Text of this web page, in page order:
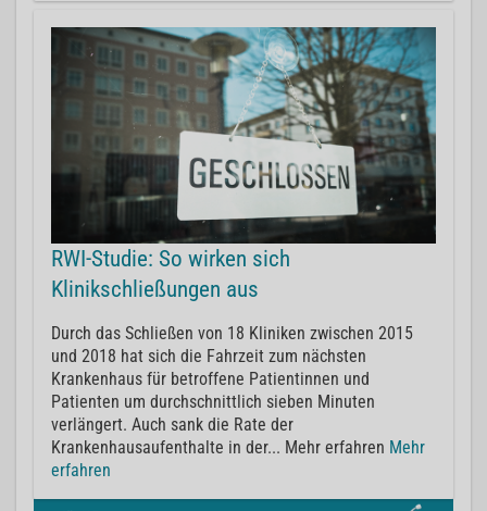
RWI-Studie: So wirken sich
Klinikschließungen aus
Durch das Schließen von 18 Kliniken zwischen 2015
und 2018 hat sich die Fahrzeit zum nächsten
Krankenhaus für betroffene Patientinnen und
Patienten um durchschnittlich sieben Minuten
verlängert. Auch sank die Rate der
Krankenhausaufenthalte in der... Mehr erfahren Mehr
erfahren